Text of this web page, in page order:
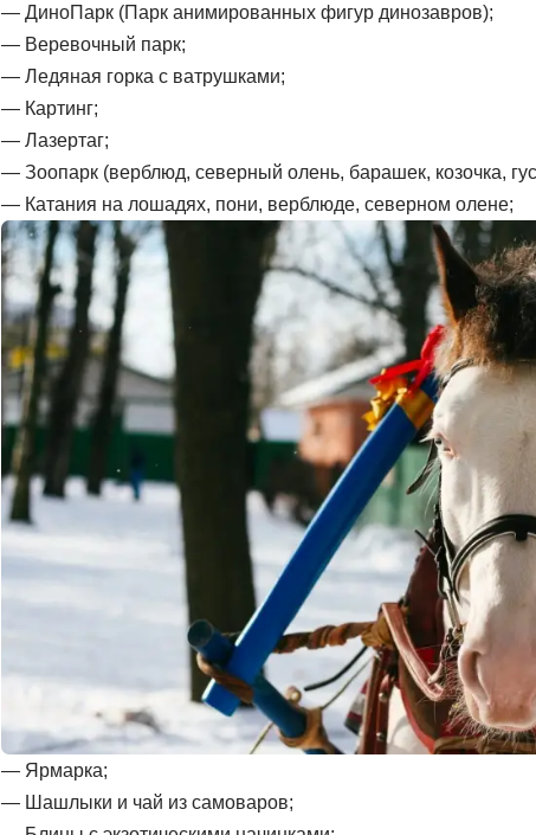
— ДиноПарк (Парк анимированных фигур динозавров);
— Веревочный парк;
— Ледяная горка с ватрушками;
— Картинг;
— Лазертаг;
— Зоопарк (верблюд, северный олень, барашек, козочка,
— Катания на лошадях, пони, верблюде, северном олене;
— Ярмарка;
— Шашлыки и чай из самоваров;